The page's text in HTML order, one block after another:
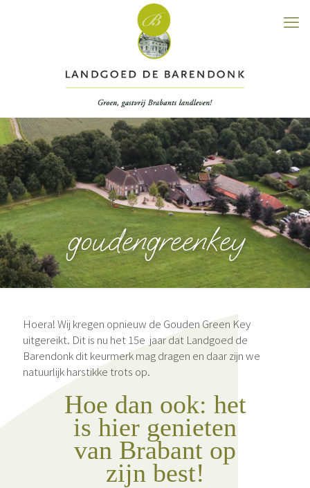
goudengreenkey
Hoera! Wij kregen opnieuw de Gouden Green Key
uitgereikt. Dit is nu het 15e jaar dat Landgoed de
Barendonk dit keurmerk mag dragen en daar zijn we
natuurlijk harstikke trots op.
Hoe dan ook: het
is hier genieten
van Brabant op
zijn best!